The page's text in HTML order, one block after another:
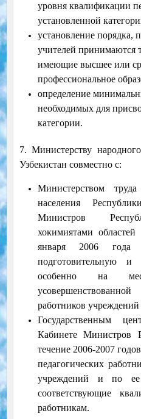
уровня квалификации
установленной
установление порядка,
учителей принимаются
имеющие высшее или
профессиональное
определение
необходимых для
категории.
7. Министерству
Узбекистан совместно с:
Министерством
населения
Министров
хокимиятами
января 2006 года
подготовительную и
особенно на
работников учреждений
Государственным
Кабинете Министров
течение 2006-2007
педагогических
учреждений и по ее
соответствующие
работникам.